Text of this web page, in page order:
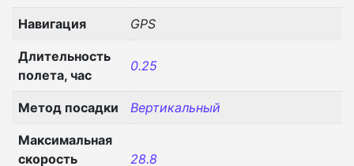
Навигация GPS
Длительность
полета, час
0.25
Метод посадки Вертикальный
Максимальная
скорость
28.8